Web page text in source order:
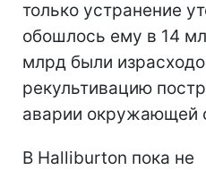
только устранение
обошлось ему в 14
млрд были
рекультивацию
аварии окружающей
В Halliburton пока не